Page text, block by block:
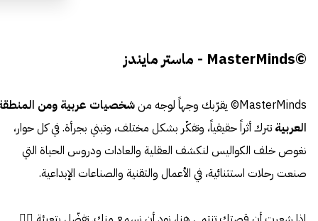
©MasterMinds - ماستر مايندز
MasterMinds© يقرّبك وجهاً لوجه من
شخصيات عربية ومن
العربية تترك أثراً حقيقياً، وتفكّر بشكل مختلف، وتبني بجرأة. في كل حوار،
نغوص خلف الكواليس لنكشف العقلية والعادات ودروس الحياة التي
صنعت رحلات استثنائية، في الأعمال والتقنية والصناعات الإبداعية.